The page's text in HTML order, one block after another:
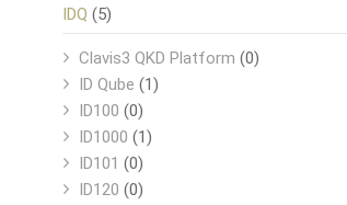
IDQ (5)
Clavis3 QKD Platform (0)
ID Qube (1)
ID100 (0)
ID1000 (1)
ID101 (0)
ID120 (0)